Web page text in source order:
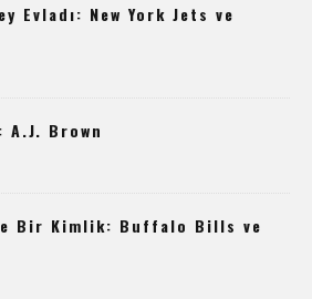
Evladı: New York Jets ve
Brown
Bir Kimlik: Buffalo Bills ve